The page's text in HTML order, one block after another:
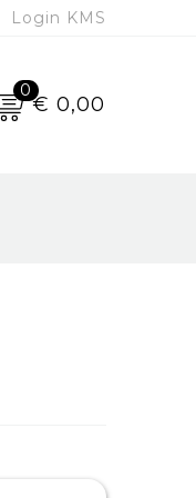
Login KMS
0
€ 0,00